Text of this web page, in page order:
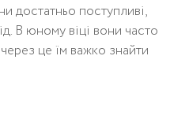
достатньо поступливі,
В юному віці вони часто
це їм важко знайти